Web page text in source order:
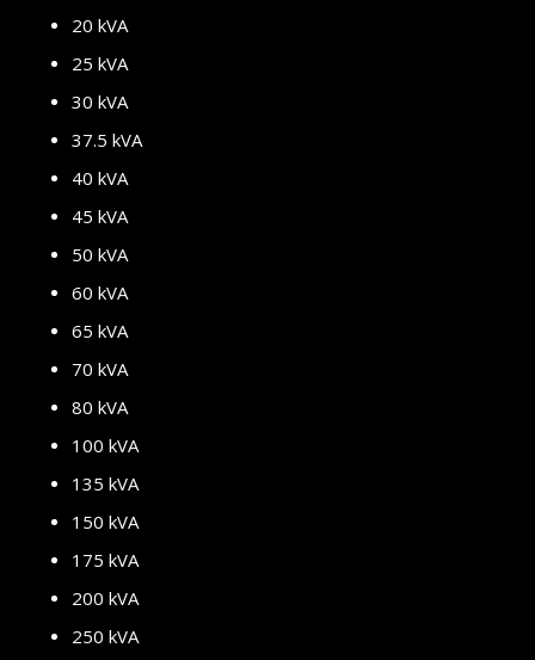
20 kVA
25 kVA
30 kVA
37.5 kVA
40 kVA
45 kVA
50 kVA
60 kVA
65 kVA
70 kVA
80 kVA
100 kVA
135 kVA
150 kVA
175 kVA
200 kVA
250 kVA